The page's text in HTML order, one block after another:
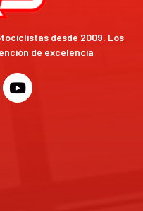
desde 2009. Los
de excelencia